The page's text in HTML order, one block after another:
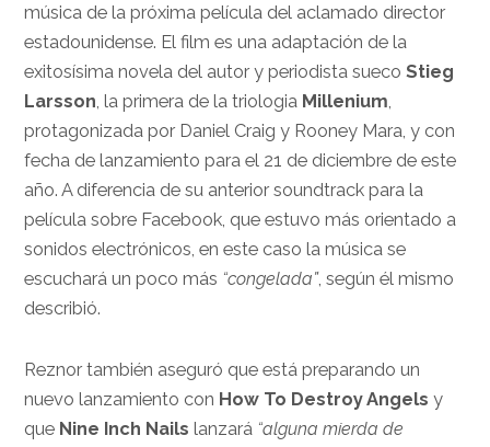
música de la próxima película del aclamado director
estadounidense. El film es una adaptación de la
exitosísima novela del autor y periodista suecoStieg
Larsson, la primera de la triologia Millenium,
protagonizada por Daniel Craig y Rooney Mara, y con
fecha de lanzamiento para el 21 de diciembre de este
año. A diferencia de su anterior soundtrack para la
película sobre Facebook, que estuvo más orientado a
sonidos electrónicos, en este caso la música se
escuchará un poco más “congelada”, según él mismo
describió.
Reznor también aseguró que está preparando un
nuevo lanzamiento con How To Destroy Angels y
que Nine Inch Nails lanzará “alguna mierda de